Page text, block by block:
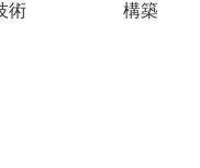
術 構築